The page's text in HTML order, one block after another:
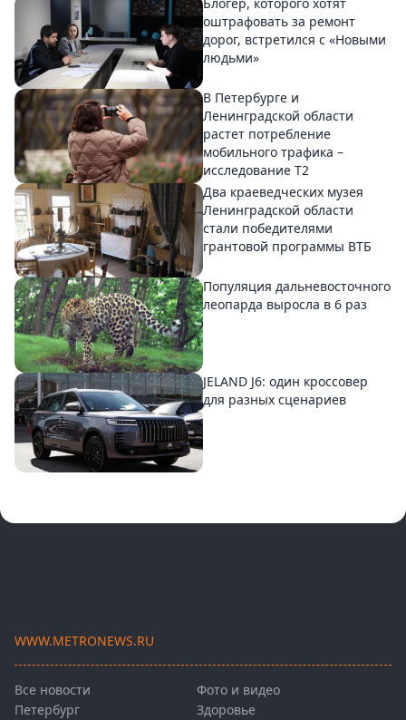
оштрафовать за ремонт
дорог, встретился с «Новыми
людьми»
В Петербурге и
Ленинградской области
растет потребление
мобильного трафика –
исследование T2
Два краеведческих музея
Ленинградской области
стали победителями
грантовой программы ВТБ
Популяция дальневосточного
леопарда выросла в 6 раз
JELAND J6: один кроссовер
для разных сценариев
WWW.METRONEWS.RU
Все новости
Петербург
Фото и видео
Здоровье